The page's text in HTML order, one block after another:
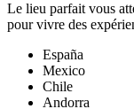
Le lieu parfait vous
pour vivre des
España
Mexico
Chile
Andorra